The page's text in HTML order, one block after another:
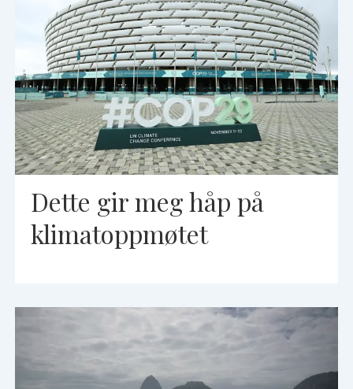
Dette gir meg håp på
klimatoppmøtet